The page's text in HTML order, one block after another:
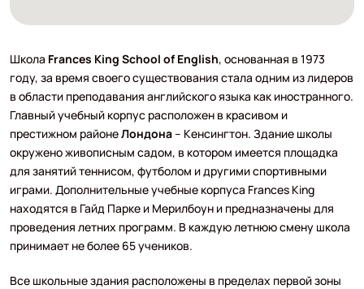
Школа Frances King School of English, основанная в 1973
году, за время своего существования стала одним из лидеров
в области преподавания английского языка как иностранного.
Главный учебный корпус расположен в красивом и
престижном районеЛондона– Кенсингтон. Здание школы
окружено живописным садом, в котором имеется площадка
для занятий теннисом, футболом и другими спортивными
играми. Дополнительные учебные корпуса Frances King
находятся в Гайд Парке и Мерилбоун и предназначены для
проведения летних программ. В каждую летнюю смену школа
принимает не более 65 учеников.
Все школьные здания расположены в пределах первой зоны